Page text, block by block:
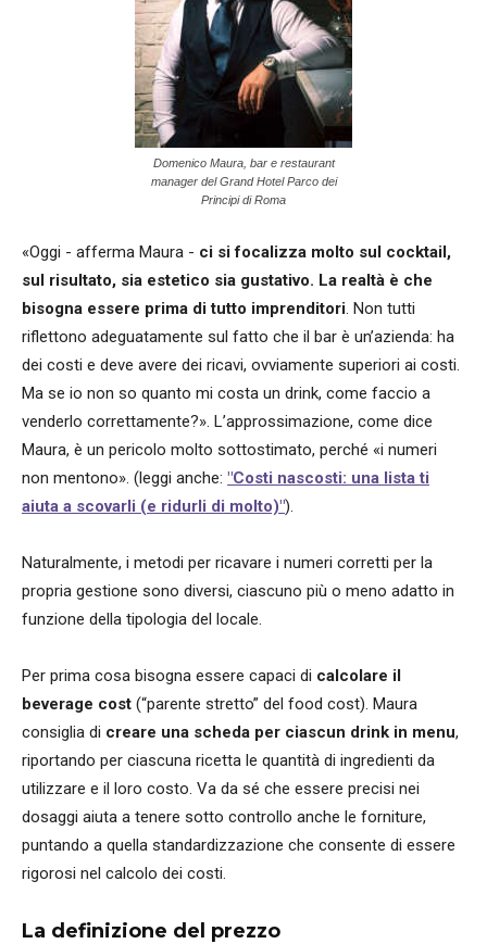
Domenico Maura, bar e restaurant
manager del Grand Hotel Parco dei
Principi di Roma
«Oggi - afferma Maura - ci si focalizza molto sul cocktail,
sul risultato, sia estetico sia gustativo. La realtà è che
bisogna essere prima di tutto imprenditori. Non tutti
riflettono adeguatamente sul fatto che il bar è un’azienda: ha
dei costi e deve avere dei ricavi, ovviamente superiori ai costi.
Ma se io non so quanto mi costa un drink, come faccio a
venderlo correttamente?». L’approssimazione, come dice
Maura, è un pericolo molto sottostimato, perché «i numeri
non mentono». (leggi anche: "Costi nascosti: una lista ti
aiuta a scovarli (e ridurli di molto)").
Naturalmente, i metodi per ricavare i numeri corretti per la
propria gestione sono diversi, ciascuno più o meno adatto in
funzione della tipologia del locale.
Per prima cosa bisogna essere capaci di calcolare il
beverage cost (“parente stretto” del food cost). Maura
consiglia di creare una scheda per ciascun drink in menu,
riportando per ciascuna ricetta le quantità di ingredienti da
utilizzare e il loro costo. Va da sé che essere precisi nei
dosaggi aiuta a tenere sotto controllo anche le forniture,
puntando a quella standardizzazione che consente di essere
rigorosi nel calcolo dei costi.
La definizione del prezzo